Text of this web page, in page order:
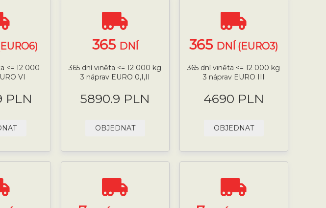
<= 12 000
VI
PLN
365 DNÍ
365 dní viněta <= 12 000 kg
3 náprav EURO 0,I,II
5890.9 PLN
OBJEDNAT
365 DNÍ (EURO3)
365 dní viněta <= 12 000 kg
3 náprav EURO III
4690 PLN
OBJEDNAT